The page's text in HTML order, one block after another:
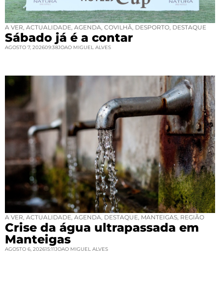
A VER ACTUALIDADE AGENDA COVILHÃ DESPORTO DESTAQUE
Sábado já é a contar
AGOSTO 7, 202609:38JOAO MIGUEL ALVES
A VER ACTUALIDADE AGENDA DESTAQUE MANTEIGAS REGIÃO
Crise da água ultrapassada em
Manteigas
AGOSTO 6, 202615:11JOAO MIGUEL ALVES